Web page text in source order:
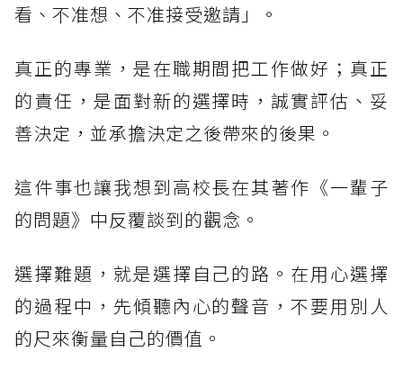
看、不准想、不准接受邀請」。
真正的專業，是在職期間把工作做好；真正
的責任，是面對新的選擇時，誠實評估、妥
善決定，並承擔決定之後帶來的後果。
這件事也讓我想到高校長在其著作《一輩子
的問題》中反覆談到的觀念。
選擇難題，就是選擇自己的路。在用心選擇
的過程中，先傾聽內心的聲音，不要用別人
的尺來衡量自己的價值。